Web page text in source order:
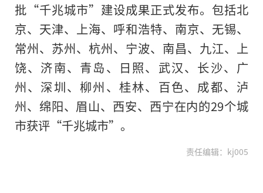
批“千兆城市”建设成果正式发布。包括北
京、天津、上海、呼和浩特、南京、无锡、
常州、苏州、杭州、宁波、南昌、九江、上
饶、济南、青岛、日照、武汉、长沙、广
州、深圳、柳州、桂林、百色、成都、泸
州、绵阳、眉山、西安、西宁在内的29个城
市获评“千兆城市”。
责任编辑：kj005